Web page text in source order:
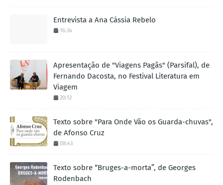
Entrevista a Ana Cássia Rebelo
16:34
Apresentação de "Viagens Pagãs" (Parsifal), de
Fernando Dacosta, no Festival Literatura em
Viagem
20:12
Texto sobre "Para Onde Vão os Guarda-chuvas",
de Afonso Cruz
08:43
Texto sobre “Bruges-a-morta”, de Georges
Rodenbach